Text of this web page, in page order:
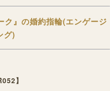
ク』の婚約指輪(エンゲージ
グ)
】